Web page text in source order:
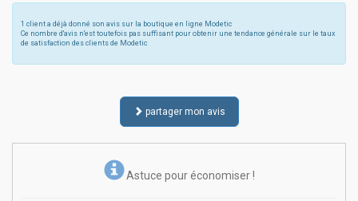
1 client a déjà donné son avis sur la boutique en ligne Modetic
Ce nombre d'avis n'est toutefois pas suffisant pour obtenir une tendance générale sur le taux
de satisfaction des clients de Modetic
partager mon avis
Astuce pour économiser !